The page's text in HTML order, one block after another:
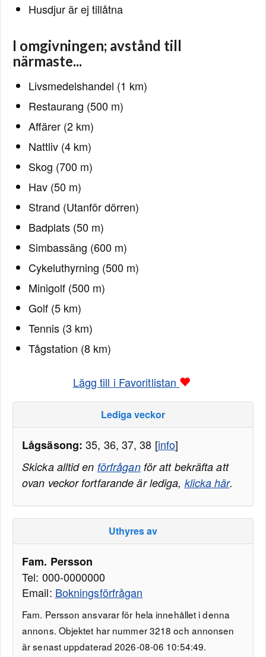
Husdjur är ej tillåtna
I omgivningen; avstånd till
närmaste...
Livsmedelshandel (1 km)
Restaurang (500 m)
Affärer (2 km)
Nattliv (4 km)
Skog (700 m)
Hav (50 m)
Strand (Utanför dörren)
Badplats (50 m)
Simbassäng (600 m)
Cykeluthyrning (500 m)
Minigolf (500 m)
Golf (5 km)
Tennis (3 km)
Tågstation (8 km)
Lägg till i Favoritlistan
Lediga veckor
Lågsäsong: 35, 36, 37, 38 [info]
Skicka alltid en förfråganför att bekräfta att
ovan veckor fortfarande är lediga, klicka här.
Uthyres av
Fam. Persson
Tel: 000-0000000
Email: Bokningsförfrågan
Fam. Persson ansvarar för hela innehållet i denna
annons. Objektet har nummer 3218 och annonsen
är senast uppdaterad 2026-08-06 10:54:49.